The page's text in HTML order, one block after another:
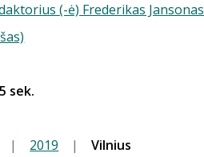
(-ė) Frederikas Jansonas
sek.
| 2019 |
Vilnius